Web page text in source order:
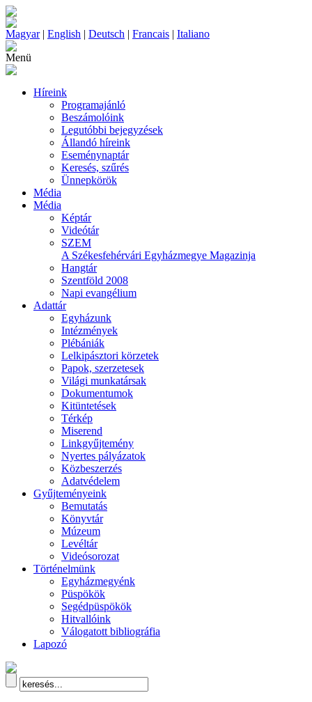
Magyar| English | Deutsch | Francais | Italiano
Menü
Híreink
Programajánló
Beszámolóink
Legutóbbi bejegyzések
Állandó híreink
Eseménynaptár
Keresés, szűrés
Ünnepkörök
Média
Média
Képtár
Videótár
SZEM
A Székesfehérvári Egyházmegye Magazinja
Hangtár
Szentföld 2008
Napi evangélium
Adattár
Egyházunk
Intézmények
Plébániák
Lelkipásztori körzetek
Papok, szerzetesek
Világi munkatársak
Dokumentumok
Kitüntetések
Térkép
Miserend
Linkgyűjtemény
Nyertes pályázatok
Közbeszerzés
Adatvédelem
Gyűjteményeink
Bemutatás
Könyvtár
Múzeum
Levéltár
Videósorozat
Történelmünk
Egyházmegyénk
Püspökök
Segédpüspökök
Hitvallóink
Válogatott bibliográfia
Lapozó